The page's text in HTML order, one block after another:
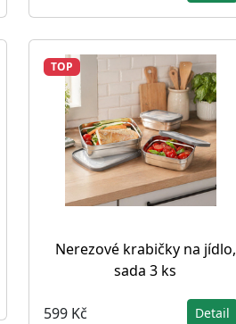
TOP
Nerezové krabičky na jídlo,
sada 3 ks
599 Kč Detail